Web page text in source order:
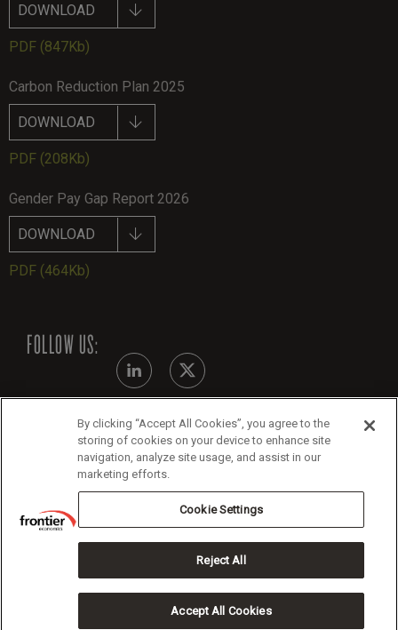
DOWNLOAD
PDF (847Kb)
Carbon Reduction Plan 2025
DOWNLOAD
PDF (208Kb)
Gender Pay Gap Report 2026
DOWNLOAD
PDF (464Kb)
FOLLOW US:
Modern Slavery Statement
Cookie Policy
Copyright 2026 Frontier Economics
By clicking “Accept All Cookies”, you agree to the
storing of cookies on your device to enhance site
navigation, analyze site usage, and assist in our
marketing efforts.
Cookie Settings
Reject All
Accept All Cookies